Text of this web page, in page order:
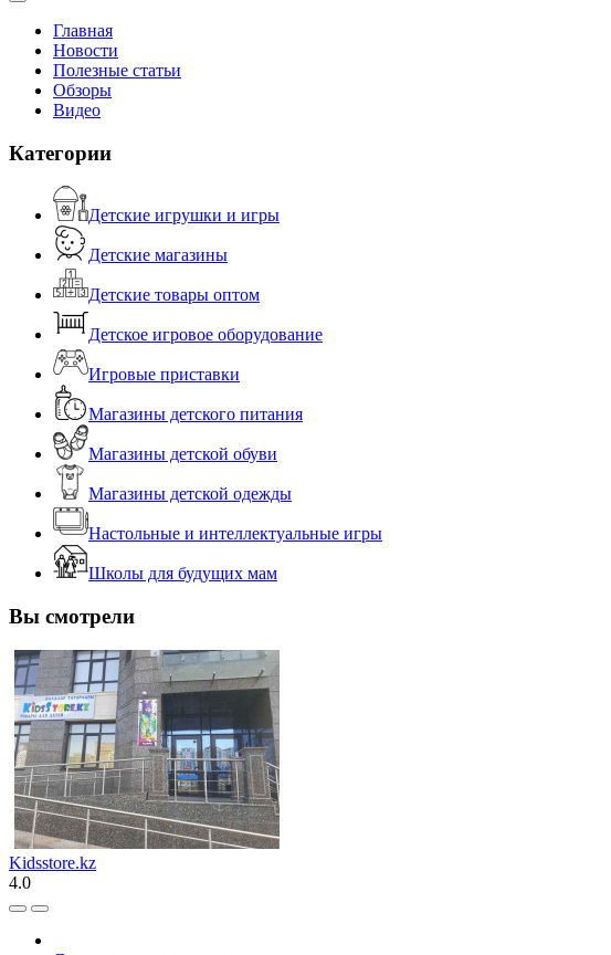
Главная
Новости
Полезные статьи
Обзоры
Видео
Категории
Детские игрушки и игры
Детские магазины
Детские товары оптом
Детское игровое оборудование
Игровые приставки
Магазины детского питания
Магазины детской обуви
Магазины детской одежды
Настольные и интеллектуальные игры
Школы для будущих мам
Вы смотрели
Kidsstore.kz
4.0